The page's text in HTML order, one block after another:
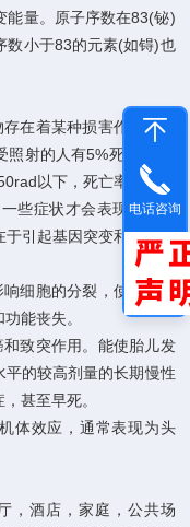
能量。原子序数在83(铋)
数小于83的元素(如锝)也
在着某种损害作用。如
射的人有5%死亡;若照
以下，死亡率为零，
些症状才会表现出来。
于引起基因突变和染色体
细胞的分裂，使细胞受
能丧失。
致突作用。能使胎儿发
的较高剂量的长期慢性
甚至早死。
体效应，通常表现为头
，酒店，家庭，公共场
电话咨询